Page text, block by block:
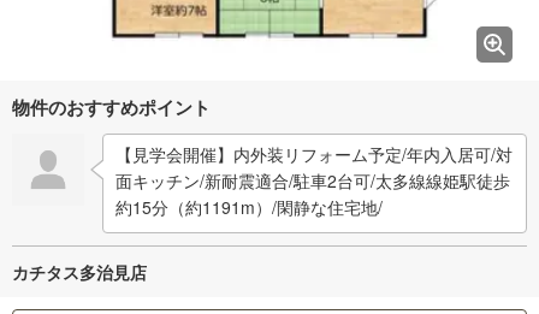
物件のおすすめポイント
【見学会開催】内外装リフォーム予定/年内入居可/対
面キッチン/新耐震適合/駐車2台可/太多線線姫駅徒歩
約15分（約1191m）/閑静な住宅地/
カチタス多治見店